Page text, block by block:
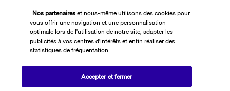
Nos experts à votre écoute
01 76 24 06 05
Réservations 7j/7 du lundi au vendredi de 10h à 20h. Le samedi et
dimanche de 10h à 19h
(Prix d'un appel local)
Nos partenaireset nous-même utilisons des cookies pour
vous offrir une navigation et une personnalisation
optimale lors de l'utilisation de notre site, adapter les
publicités à vos centres d'intérêts et enfin réaliser des
statistiques de fréquentation.
Accepter et fermer